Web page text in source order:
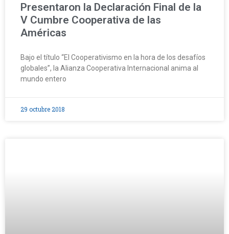
Presentaron la Declaración Final de la
V Cumbre Cooperativa de las
Américas
Bajo el título “El Cooperativismo en la hora de los desafíos
globales”, la Alianza Cooperativa Internacional anima al
mundo entero
29 octubre 2018